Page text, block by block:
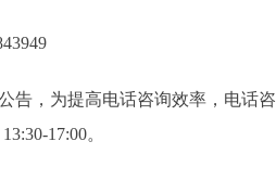
告，为提高电话咨询效率，电话咨
17:00。